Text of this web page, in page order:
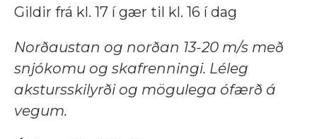
Gildir frá kl. 17 í gær til kl. 16 í dag
Norðaustan og norðan 13-20 m/s með
snjókomu og skafrenningi. Léleg
akstursskilyrði og mögulega ófærð á
vegum.